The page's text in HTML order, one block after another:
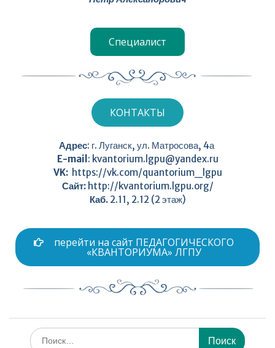
Специалист
КОНТАКТЫ
Адрес: г. Луганск, ул. Матросова, 4а
E-mail : kvantorium.lgpu@yandex.ru
VK: https://vk.com/quantorium_lgpu
Сайт: http://kvantorium.lgpu.org/
Каб.2.11, 2.12 (2 этаж)
перейти на сайт ПЕДАГОГИЧЕСКОГО
«КВАНТОРИУМА» ЛГПУ